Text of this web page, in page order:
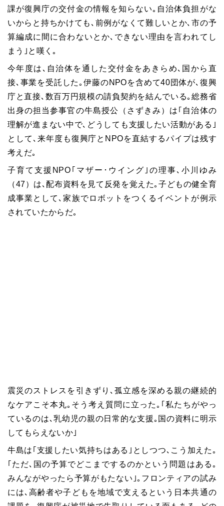
課が復興庁の交付金の情報を知らない｡自治体負担がな
いからと持ちかけても､前例がなくて難しいとか､市の予
算編成に間に合わないとか､できない理由を言われてし
まう｣と嘆く｡
今年度は､自治体を通した交付金をあきらめ､国から直
接､事業を受託した｡伊藤のNPOを含めて40団体が､復興
庁と直接､数百万円規模の請負契約を結んでいる｡総務省
出身の担当参事官の牛島授公（さずきみ）は｢自治体の
理解が進まない中で､どうしても支援したい活動がある｣
として､来年度も復興庁とNPOを直結するパイプは残す
考えだ｡
子育て支援NPO｢マザー･ウイング｣の理事､小川ゆみ
（47）は､配布資料を見て反発を覚えた｡子どもの健全育
成事業として､家族でロボットをつくるイベントが例示
されていたからだ｡
震災のストレスを引きずり､孤立感を深める親の継続的
なケアこそ本丸｡そう考え質問に立った｡｢私たちがやっ
ているのは､乳幼児の親の日常的な支援｡国の資料に明示
してもらえないか｣
牛島は｢支援したい気持ちはある｣としつつ､こう加えた｡
｢ただ､国の予算でどこまでするのかという問題はある｡
みんながやったら予算がもたない｣｡フロンティアの試み
には､高齢者や子どもを地域で支えるという日本共通の